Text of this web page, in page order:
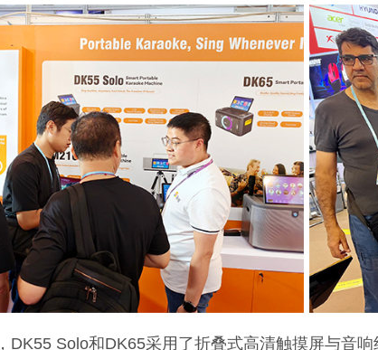
DK55 Solo和DK65采用了折叠式高清触摸屏与音